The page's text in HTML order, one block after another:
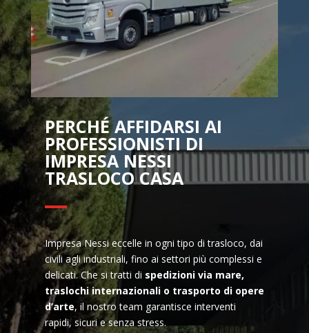
PERCHÉ AFFIDARSI AI
PROFESSIONISTI DI
IMPRESA NESSI
TRASLOCO CASA
Impresa Nessi eccelle in ogni tipo di trasloco, dai
civili agli industriali, fino ai settori più complessi e
delicati. Che si tratti di spedizioni via mare,
traslochi internazionali o trasporto di opere
d’arte, il nostro team garantisce interventi
rapidi, sicuri e senza stress.